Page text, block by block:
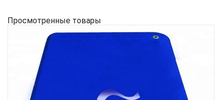
Просмотренные товары